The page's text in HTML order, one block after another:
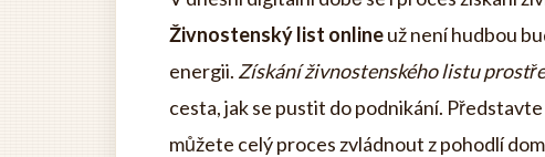
Živnostenský list onlineuž není hudbou
energii. Získání živnostenského listu
cesta, jak se pustit do podnikání.
můžete celý proces zvládnout z pohodlí